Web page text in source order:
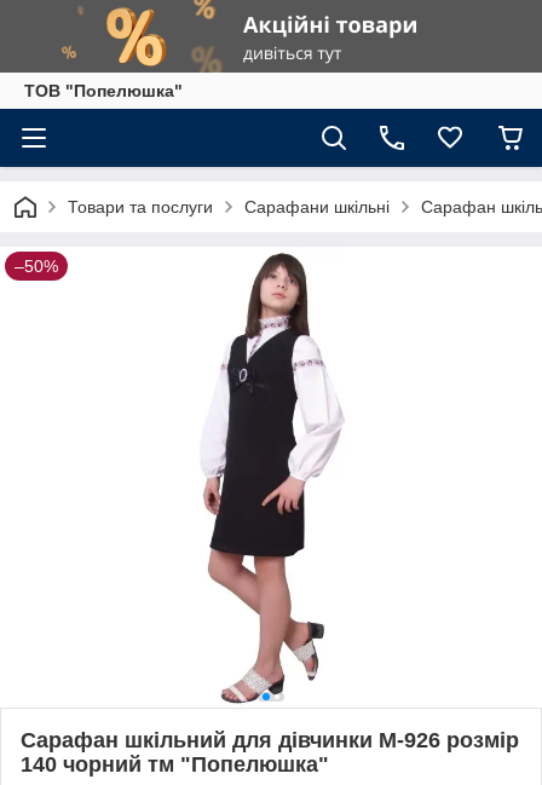
ТОВ "Попелюшка"
Товари та послуги Сарафани шкільні Сарафан
–50%
Сарафан шкільний для дівчинки М-926 розмір
140 чорний тм "Попелюшка"